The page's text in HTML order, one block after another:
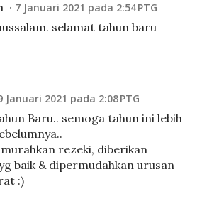
7 Januari 2021 pada 2:54 PTG
selamat tahun baru
Januari 2021 pada 2:08 PTG
Baru.. semoga tahun ini lebih
rezeki, diberikan
baik & dipermudahkan urusan
:)